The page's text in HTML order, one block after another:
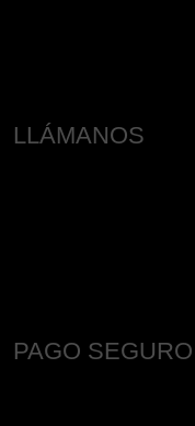
LLÁMANOS
PAGO SEGURO